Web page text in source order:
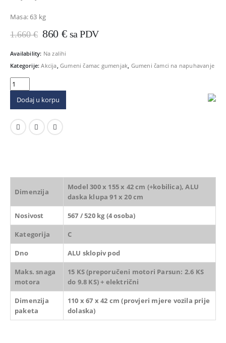
Masa:63 kg
1.660€ Izvorna
bila
je:
860 €Trenutna
860 €.
sa PDV
Availability: Na zalihi
Kategorije:Akcija ,Gumeni čamac gumenjak Gumeni čamci na napuhavanje
Dodaj u korpu
Dimenzija
Model 300 x 155 x 42 cm (+kobilica), ALU
daska klupa 91 x 20 cm
Nosivost 567 / 520 kg (4 osoba)
Kategorija C
Dno ALU sklopiv pod
Maks. snaga
motora
15 KS (preporučeni motori Parsun: 2.6 KS
do 9.8 KS) + električni
Dimenzija
paketa
110 x 67 x 42 cm (provjeri mjere vozila prije
dolaska)